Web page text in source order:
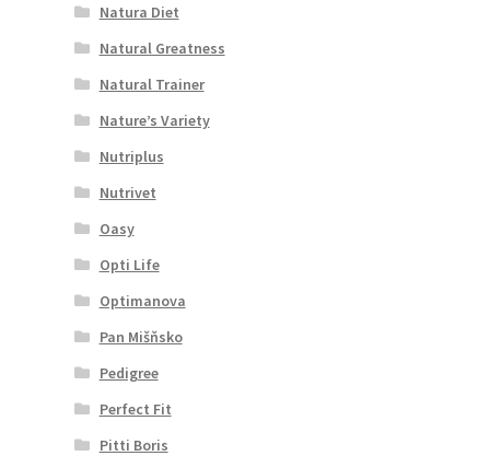
Natura Diet
Natural Greatness
Natural Trainer
Nature’s Variety
Nutriplus
Nutrivet
Oasy
Opti Life
Optimanova
Pan Mišňsko
Pedigree
Perfect Fit
Pitti Boris